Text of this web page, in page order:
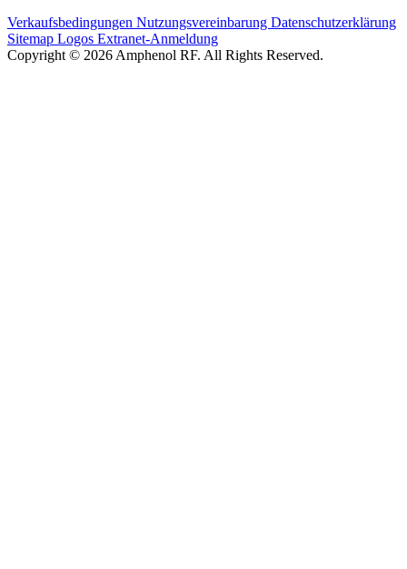
Verkaufsbedingungen Nutzungsvereinbarung Datenschutzerklärung
Sitemap Logos Extranet-Anmeldung
Copyright © 2026 Amphenol RF. All Rights Reserved.